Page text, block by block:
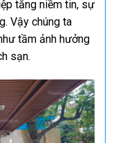
tăng niềm tin, sự
Vậy chúng ta
tầm ảnh hưởng
sạn.